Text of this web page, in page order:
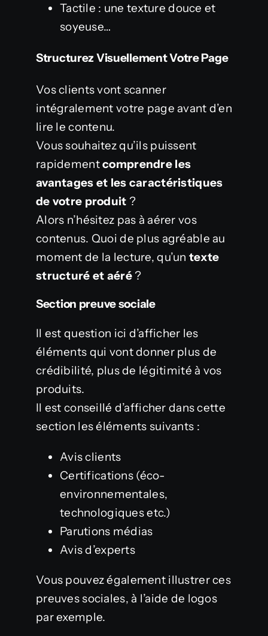
Tactile : une texture douce et
soyeuse…
Structurez Visuellement Votre Page
Vos clients vont scanner
intégralement votre page avant d’en
lire le contenu.
Vous souhaitez qu’ils puissent
rapidementcomprendre les
avantages et les caractéristiques
de votre produit ?
Alors n’hésitez pas à aérer vos
contenus. Quoi de plus agréable au
moment de la lecture, qu’un texte
structuré et aéré?
Section preuve sociale
Il est question ici d’afficher les
éléments qui vont donner plus de
crédibilité, plus de légitimité à vos
produits.
Il est conseillé d’afficher dans cette
section les éléments suivants :
Avis clients
Certifications (éco-
environnementales,
technologiques etc.)
Parutions médias
Avis d’experts
Vous pouvez également illustrer ces
preuves sociales, à l’aide de logos
par exemple.